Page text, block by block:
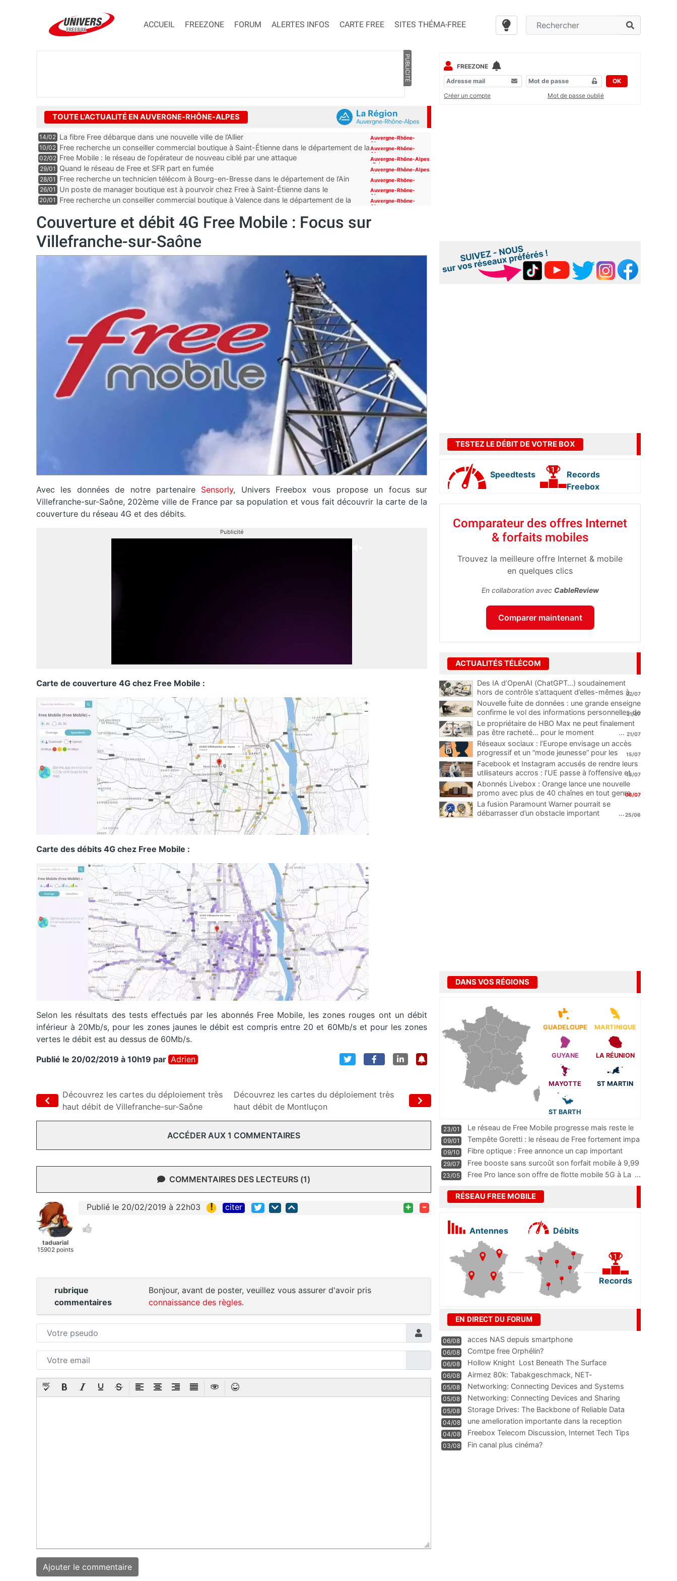
ACCUEIL FREEZONE FORUM ALERTES INFOS CARTE FREE SITES THÉMA-FREE
PUBLICITÉ
TOUTE L'ACTUALITÉ EN AUVERGNE-RHÔNE-ALPES
14/02 La fibre Free débarque dans une nouvelle ville de l’Allier
Auvergne-Rhône-
Alpes
10/02 Free recherche un conseiller commercial boutique à Saint-Étienne dans le département de la
Loire
Auvergne-Rhône-
Alpes
02/02 Free Mobile : le réseau de l’opérateur de nouveau ciblé par une attaque
Auvergne-Rhône-Alpes
,Brèves
29/01 Quand le réseau de Free et SFR part en fumée
Auvergne-Rhône-Alpes
,Brèves
28/01 Free recherche un technicien télécom à Bourg-en-Bresse dans le département de l’Ain
Auvergne-Rhône-
Alpes
26/01
Un poste de manager boutique est à pourvoir chez Free à Saint-Étienne dans le
département de la Loire
Auvergne-Rhône-
Alpes
20/01
Free recherche un conseiller commercial boutique à Valence dans le département de la
Auvergne-Rhône-
Alpes
Couverture et débit 4G Free Mobile : Focus sur
Villefranche-sur-Saône
Avec les données de notre partenaire Sensorly, Univers Freebox vous propose un focus sur
Villefranche-sur-Saône, 202ème ville de France par sa population et vous fait découvrir la carte de la
couverture du réseau 4G et des débits.
Publicité
Carte de couverture 4G chez Free Mobile :
Carte des débits 4G chez Free Mobile :
Selon les résultats des tests effectués par les abonnés Free Mobile, les zones rouges ont un débit
inférieur à 20Mb/s, pour les zones jaunes le débit est compris entre 20 et 60Mb/s et pour les zones
vertes le débit est au dessus de 60Mb/s.
Publié le 20/02/2019 à 10h19 par Adrien
Découvrez les cartes du déploiement très
haut débit de Villefranche-sur-Saône
Découvrez les cartes du déploiement très
haut débit de Montluçon
ACCÉDER AUX 1 COMMENTAIRES
COMMENTAIRES DES LECTEURS (1)
taduarial
15902 points
Publié le 20/02/2019 à 22h03 ! citer + -
rubrique
commentaires
Bonjour, avant de poster, veuillez vous assurer d'avoir pris
connaissance des règles.
FREEZONE
OK
Créer un compte
Mot de passe oublié
TESTEZ LE DÉBIT DE VOTRE BOX
Speedtests
Records
Freebox
Comparateur des offres Internet
& forfaits mobiles
Trouvez la meilleure offre Internet & mobile
en quelques clics
En collaboration avec CableReview
Comparer maintenant
ACTUALITÉS TÉLÉCOM
Des IA d’OpenAI (ChatGPT…) soudainement
hors de contrôle s’attaquent d’elles-mêmes à
une plateforme
...
22/07
Nouvelle fuite de données : une grande enseigne
confirme le vol des informations personnelles de
ses clients
...
21/07
Le propriétaire de HBO Max ne peut finalement
pas être racheté… pour le moment
... 21/07
Réseaux sociaux : l’Europe envisage un accès
progressif et un “mode jeunesse” pour les
mineurs
...
15/07
Facebook et Instagram accusés de rendre leurs
utilisateurs accros : l’UE passe à l’offensive et
menace d’une amende record
...
13/07
Abonnés Livebox : Orange lance une nouvelle
promo avec plus de 40 chaînes en tout genre
pour 1€
06/07
La fusion Paramount Warner pourrait se
débarrasser d’un obstacle important
...25/06
DANS VOS RÉGIONS
GUADELOUPE MARTINIQUE
GUYANE LA RÉUNION
MAYOTTE ST MARTIN
ST BARTH
23/01
Le réseau de Free Mobile progresse mais reste le
m
...
09/01
Tempête Goretti : le réseau de Free fortement impa
09/10
Fibre optique : Free annonce un cap important
pass
...
29/07
Free booste sans surcoût son forfait mobile à 9,99
23/05 Free Pro lance son offre de flotte mobile 5G à La ...
RÉSEAU FREE MOBILE
Antennes Débits
Records
EN DIRECT DU FORUM
06/08 acces NAS depuis smartphone
06/08 Comtpe free Orphélin?
06/08 Hollow Knight  Lost Beneath The Surface
06/08
Airmez 80k: Tabakgeschmack, NET-
Technologie und Leistung im
05/08 Networking: Connecting Devices and Systems
05/08
Networking: Connecting Devices and Sharing
Information
05/08
Storage Drives: The Backbone of Reliable Data
Management
04/08
une amelioration importante dans la reception
WIFI
04/08
Freebox Telecom Discussion, Internet Tech Tips
Communi
03/08 Fin canal plus cinéma?